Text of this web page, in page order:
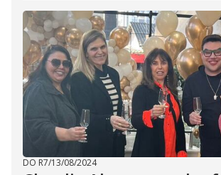
DO R7/13/08/2024